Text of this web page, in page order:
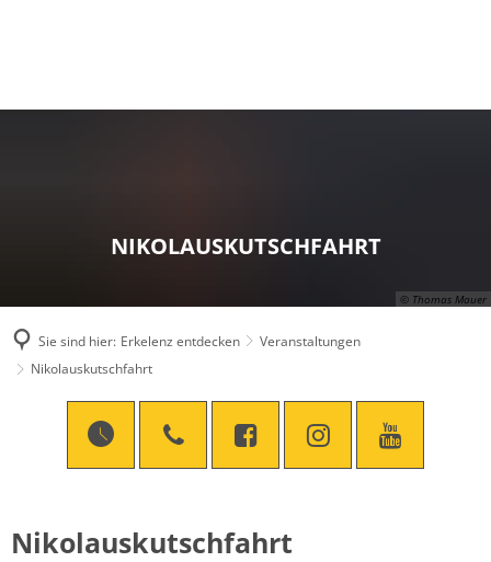
© Thomas Mauer
NIKOLAUSKUTSCHFAHRT
Sie sind hier: Erkelenz entdecken
Veranstaltungen
Nikolauskutschfahrt
Nikolauskutschfahrt
Nikolauskutschfahrt